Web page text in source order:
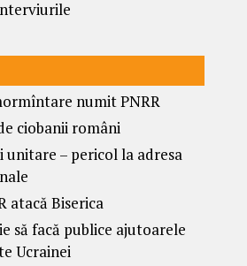
numit PNRR
ciobanii români
unitare – pericol la adresa
atacă Biserica
să facă publice ajutoarele
Ucrainei